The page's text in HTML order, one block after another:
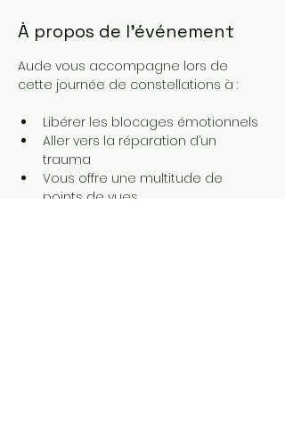
À propos de l'événement
Aude vous accompagne lors de
cette journée de constellations à :
Libérer les blocages émotionnels
Aller vers la réparation d’un
trauma
Vous offre une multitude de
points de vues